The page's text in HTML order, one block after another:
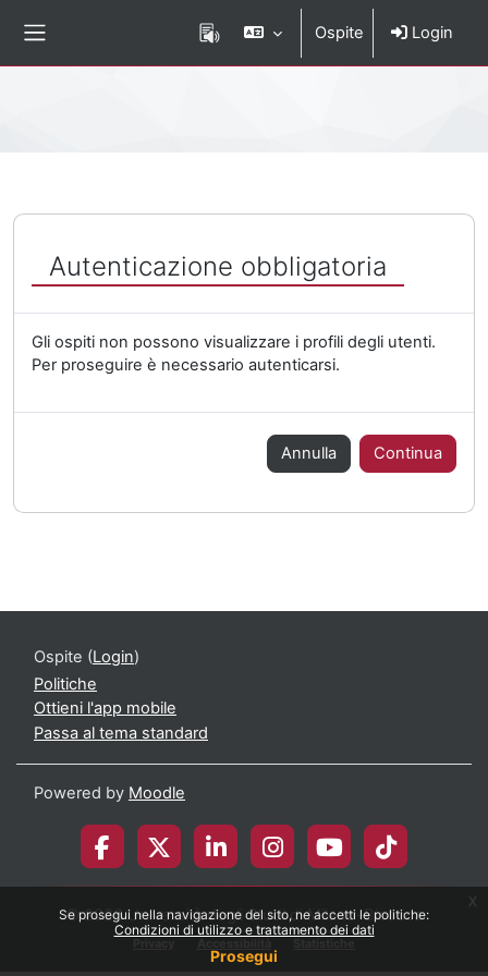
Se prosegui nella navigazione del sito, ne accetti le politiche:
Condizioni di utilizzo e trattamento dei dati
Prosegui
x
Ospite Login
Autenticazione obbligatoria
Gli ospiti non possono visualizzare i profili degli utenti.
Per proseguire è necessario autenticarsi.
Annulla Continua
Ospite (Login)
Politiche
Ottieni l'app mobile
Passa al tema standard
Powered by Moodle
© 2026 Università degli Studi di Milano-Bicocca